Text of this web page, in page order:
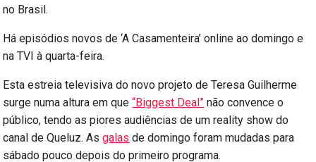
no Brasil.
Há episódios novos de ‘A Casamenteira’ online ao domingo e
na TVI à quarta-feira.
Esta estreia televisiva do novo projeto de Teresa Guilherme
surge numa altura em que“Biggest Deal” não convence o
público, tendo as piores audiências de um reality show do
canal de Queluz. Asgalas de domingo foram mudadas para
sábado pouco depois do primeiro programa.